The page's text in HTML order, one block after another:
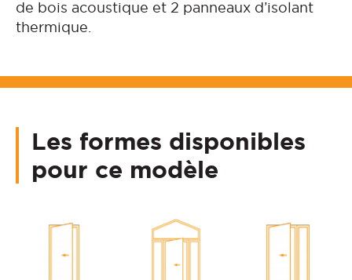
de bois acoustique et 2 panneaux d’isolant
thermique.
Les formes disponibles
pour ce modèle